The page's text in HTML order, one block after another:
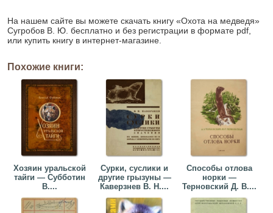
На нашем сайте вы можете скачать книгу «Охота на медведя»
Сугробов В. Ю. бесплатно и без регистрации в формате pdf,
или купить книгу в интернет-магазине.
Похожие книги:
Хозяин уральской
тайги — Субботин
В....
Сурки, суслики и
другие грызуны —
Каверзнев В. Н....
Способы отлова
норки —
Терновский Д. В....